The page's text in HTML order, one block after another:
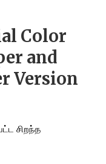
Color
and
Version
சிறந்த